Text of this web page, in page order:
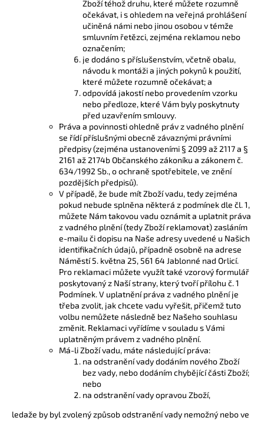
Zboží téhož druhu, které můžete rozumně
očekávat, i s ohledem na veřejná prohlášení
učiněná námi nebo jinou osobou v témže
smluvním řetězci, zejména reklamou nebo
označením;
je dodáno s příslušenstvím, včetně obalu,
návodu k montáži a jiných pokynů k použití,
které můžete rozumně očekávat; a
odpovídá jakostí nebo provedením vzorku
nebo předloze, které Vám byly poskytnuty
před uzavřením smlouvy.
Práva a povinnosti ohledně práv z vadného plnění
se řídí příslušnými obecně závaznými právními
předpisy (zejména ustanoveními § 2099 až 2117 a §
2161 až 2174b Občanského zákoníku a zákonem č.
634/1992 Sb., o ochraně spotřebitele, ve znění
pozdějších předpisů).
V případě, že bude mít Zboží vadu, tedy zejména
pokud nebude splněna některá z podmínek dle čl. 1,
můžete Nám takovou vadu oznámit a uplatnit práva
z vadného plnění (tedy Zboží reklamovat) zasláním
e-mailu či dopisu na Naše adresy uvedené u Našich
identifikačních údajů, případně osobně na adrese
Náměstí 5. května 25, 561 64 Jablonné nad Orlicí.
Pro reklamaci můžete využít také vzorový formulář
poskytovaný z Naší strany, který tvoří přílohu č. 1
Podmínek. V uplatnění práva z vadného plnění je
třeba zvolit, jak chcete vadu vyřešit, přičemž tuto
volbu nemůžete následně bez Našeho souhlasu
změnit. Reklamaci vyřídíme v souladu s Vámi
uplatněným právem z vadného plnění.
Má-li Zboží vadu, máte následující práva:
na odstranění vady dodáním nového Zboží
bez vady, nebo dodáním chybějící části Zboží;
nebo
na odstranění vady opravou Zboží,
ledaže by byl zvolený způsob odstranění vady nemožný nebo ve